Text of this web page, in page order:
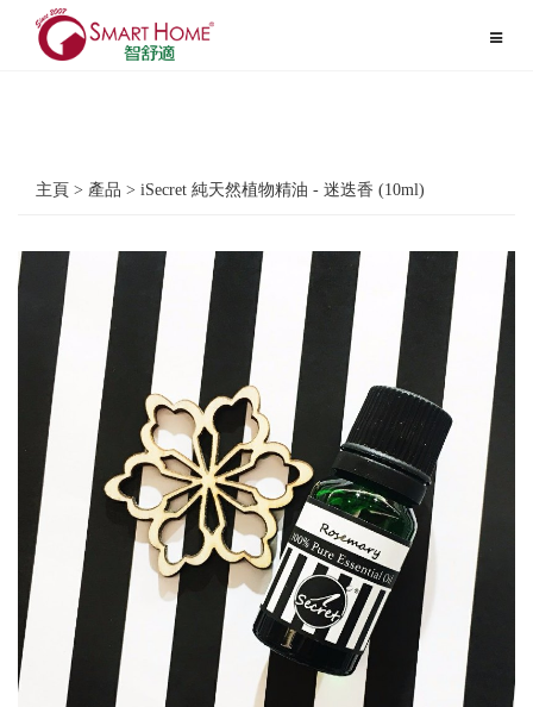
Toggle
主頁 > 產品 > iSecret 純天然植物精油 - 迷迭香 (10ml)